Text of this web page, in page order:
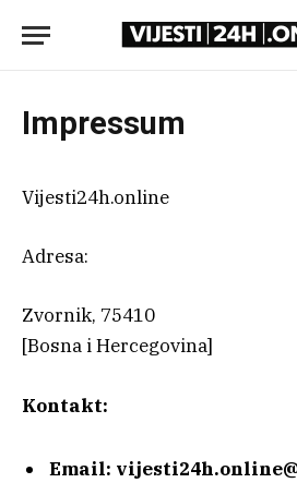
Impressum
Vijesti24h.online
Adresa:
Zvornik, 75410
[Bosna i Hercegovina]
Kontakt:
Email: